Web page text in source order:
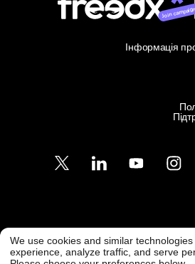
Join
Інформація
Підтримка клієнтів
support@freedx.com
We use cookies and similar
experience, analyze traffic, and serve